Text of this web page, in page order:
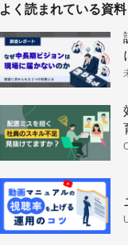
よく読まれている資料